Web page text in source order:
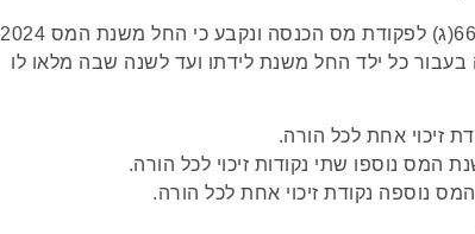
בהתאם לחוק תוקנו, בין היתר, סעיפים 40(ב) ו-66(ג) לפקודת מס הכנסה ונקבע כי החל משנת המס 2024
בעבור כל ילד החל משנת לידתו ועד לשנה שבה מלאו לו
זיכוי אחת לכל הורה.
המס נוספו שתי נקודות זיכוי לכל הורה.
נוספה נקודת זיכוי אחת לכל הורה.